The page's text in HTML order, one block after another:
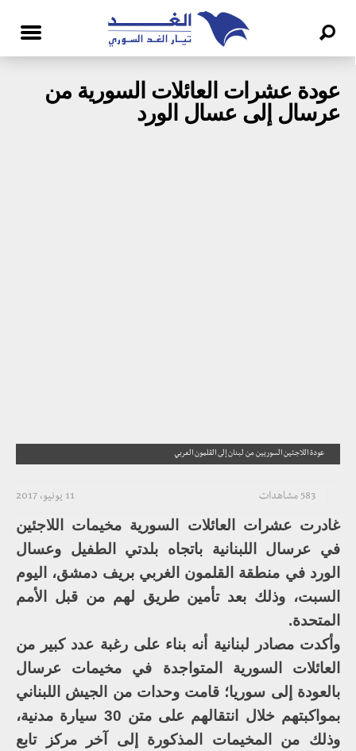
عودة عشرات العائلات السورية من
عرسال إلى عسال الورد
عودة اللاجئين السوريين من لبنان إلى القلمون الغربي
11 يونيو، 2017 583 مشاهدات
غادرت عشرات العائلات السورية مخيمات اللاجئين
في عرسال اللبنانية باتجاه بلدتي الطفيل وعسال
الورد في منطقة القلمون الغربي بريف دمشق، اليوم
السبت، وذلك بعد تأمين طريق لهم من قبل الأمم
المتحدة.
وأكدت مصادر لبنانية أنه بناء على رغبة عدد كبير من
العائلات السورية المتواجدة في مخيمات عرسال
بالعودة إلى سوريا؛ قامت وحدات من الجيش اللبناني
بمواكبتهم خلال انتقالهم على متن 30 سيارة مدنية،
وذلك من المخيمات المذكورة إلى آخر مركز تابع